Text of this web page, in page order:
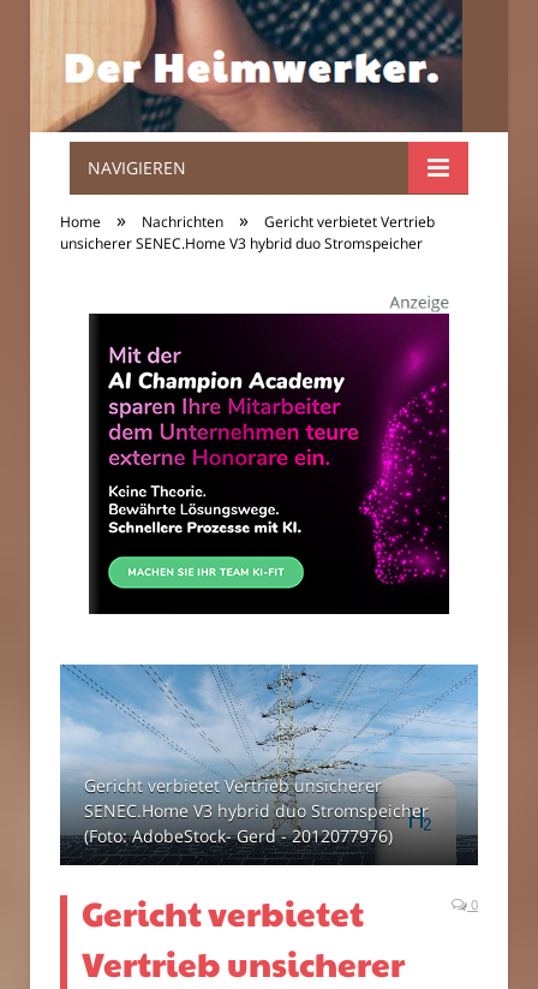
Der
Heimwerker.
NAVIGIEREN
Home » Nachrichten »
Gericht verbietet Vertrieb
unsicherer SENEC.Home V3 hybrid duo Stromspeicher
Gericht verbietet Vertrieb unsicherer
SENEC.Home V3 hybrid duo Stromspeicher
(Foto: AdobeStock- Gerd - 2012077976)
Gericht verbietet
Vertrieb unsicherer
0